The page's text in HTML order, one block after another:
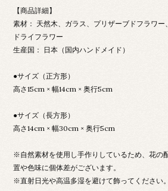
【商品詳細】
素材： 天然木、ガラス、プリザーブドフラワー、
ドライフラワー
生産国： 日本（国内ハンドメイド）
●サイズ（正方形）
高さ15cm × 幅14cm × 奥行5cm
●サイズ（長方形）
高さ14cm × 幅30cm × 奥行5cm
※自然素材を使用し手作りしているため、花の
置や色味に個体差がございます。
※直射日光や高温多湿を避けて飾ってください。